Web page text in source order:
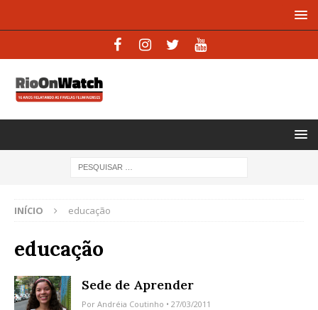
INÍCIO educação
educação
Sede de Aprender
Por Andréia Coutinho • 27/03/2011